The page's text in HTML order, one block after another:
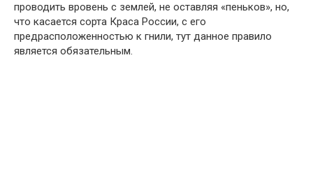
проводить вровень с землей, не оставляя «пеньков», но,
что касается сорта Краса России, с его
предрасположенностью к гнили, тут данное правило
является обязательным.